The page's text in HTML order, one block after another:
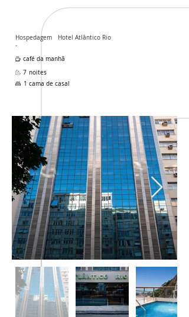
Hospedagem
-
café da manhã
7 noites
Hotel Atlântico Rio
1 cama de casal